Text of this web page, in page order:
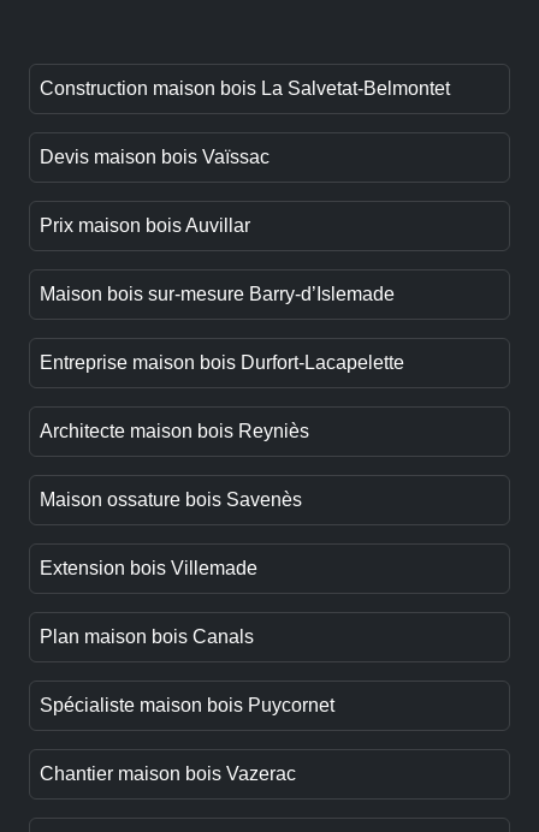
Construction maison bois La Salvetat-Belmontet
Devis maison bois Vaïssac
Prix maison bois Auvillar
Maison bois sur-mesure Barry-d’Islemade
Entreprise maison bois Durfort-Lacapelette
Architecte maison bois Reyniès
Maison ossature bois Savenès
Extension bois Villemade
Plan maison bois Canals
Spécialiste maison bois Puycornet
Chantier maison bois Vazerac